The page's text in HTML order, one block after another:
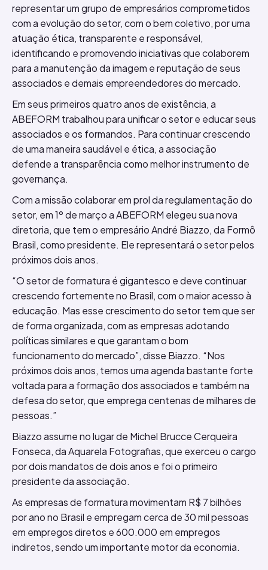
representar um grupo de empresários comprometidos
com a evolução do setor, com o bem coletivo, por uma
atuação ética, transparente e responsável,
identificando e promovendo iniciativas que colaborem
para a manutenção da imagem e reputação de seus
associados e demais empreendedores do mercado.
Em seus primeiros quatro anos de existência, a
ABEFORM trabalhou para unificar o setor e educar seus
associados e os formandos. Para continuar crescendo
de uma maneira saudável e ética, a associação
defende a transparência como melhor instrumento de
governança.
Com a missão colaborar em prol da regulamentação do
setor, em 1º de março a ABEFORM elegeu sua nova
diretoria, que tem o empresário André Biazzo, da Formô
Brasil, como presidente. Ele representará o setor pelos
próximos dois anos.
“O setor de formatura é gigantesco e deve continuar
crescendo fortemente no Brasil, com o maior acesso à
educação. Mas esse crescimento do setor tem que ser
de forma organizada, com as empresas adotando
políticas similares e que garantam o bom
funcionamento do mercado”, disse Biazzo. “Nos
próximos dois anos, temos uma agenda bastante forte
voltada para a formação dos associados e também na
defesa do setor, que emprega centenas de milhares de
pessoas.”
Biazzo assume no lugar de Michel Brucce Cerqueira
Fonseca, da Aquarela Fotografias, que exerceu o cargo
por dois mandatos de dois anos e foi o primeiro
presidente da associação.
As empresas de formatura movimentam R$ 7 bilhões
por ano no Brasil e empregam cerca de 30 mil pessoas
em empregos diretos e 600.000 em empregos
indiretos, sendo um importante motor da economia.